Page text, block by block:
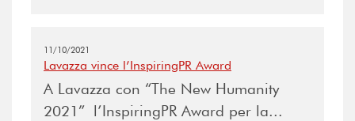
11/10/2021
Lavazza vince l’InspiringPR Award
A Lavazza con “The New Humanity
2021” l’InspiringPR Award per la...